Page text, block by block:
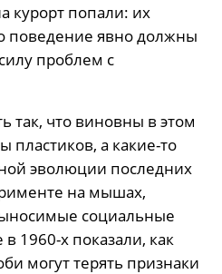
курорт попали: их
поведение явно должны
проблем с
так, что виновны в этом
пластиков, а какие-то
эволюции последних
на мышах,
социальные
1960-х показали, как
могут терять признаки